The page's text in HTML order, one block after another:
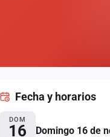
Fecha y horarios
DOM
16 Domingo 16 de